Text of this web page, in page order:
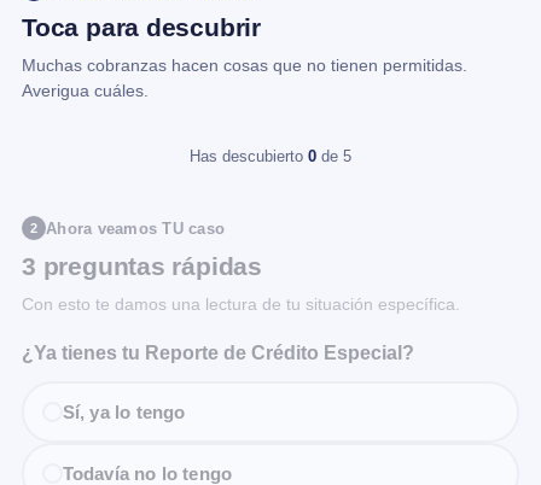
Toca para descubrir
Muchas cobranzas hacen cosas que no tienen permitidas.
Averigua cuáles.
Has descubierto 0 de 5
2 Ahora veamos TU caso
3 preguntas rápidas
Con esto te damos una lectura de tu situación específica.
¿Ya tienes tu Reporte de Crédito Especial?
Sí, ya lo tengo
Todavía no lo tengo